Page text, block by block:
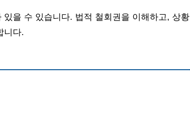
을 수 있습니다. 법적 철회권을 이해하고, 상황
니다.